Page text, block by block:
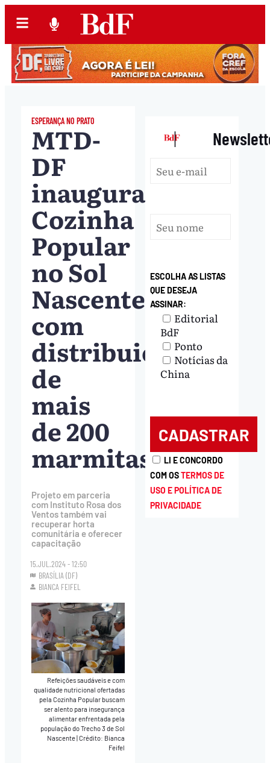
ESPERANÇA NO PRATO
MTD-
DF
inaugura
Cozinha
Popular
no Sol
Nascente,
com
distribuição
de
mais
de 200
marmitas
Projeto em parceria
com Instituto Rosa dos
Ventos também vai
recuperar horta
comunitária e oferecer
capacitação
15.JUL.2024 - 12:50
BRASÍLIA (DF)
BIANCA FEIFEL
Refeições saudáveis e com
qualidade nutricional ofertadas
pela Cozinha Popular buscam
ser alento para insegurança
alimentar enfrentada pela
população do Trecho 3 de Sol
Nascente|Crédito: Bianca
Feifel
|
ESCOLHA AS LISTAS
QUE DESEJA
ASSINAR:
Editorial
BdF
Ponto
Notícias da
China
LI E CONCORDO
COM OSTERMOS DE
USO E POLÍTICA DE
PRIVACIDADE